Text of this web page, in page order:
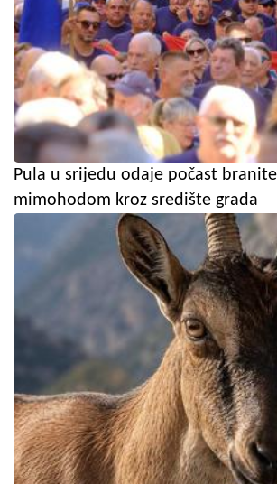
Pula u srijedu odaje počast
mimohodom kroz središte grada